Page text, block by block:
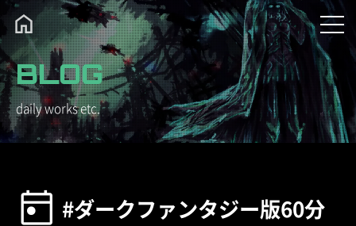
BLOG
daily works etc.
#ダークファンタジー版60分